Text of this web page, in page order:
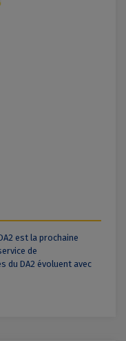
est la prochaine
de
du DA2 évoluent avec